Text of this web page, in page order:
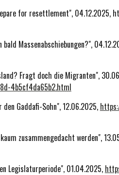
for resettlement",
Massenabschiebungen?",
Fragt doch die Migranten",
4b5cf4da65b2.html
Gaddafi-Sohn", 12.06.2025,
zusammengedacht werden",
Legislaturperiode", 01.04.2025,